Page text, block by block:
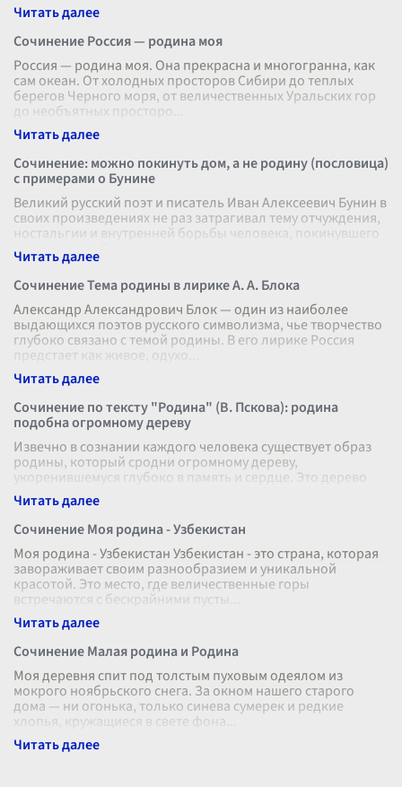
Сочинение Россия — родина моя
Россия — родина моя. Она прекрасна и многогранна, как
сам океан. От холодных просторов Сибири до теплых
берегов Черного моря, от величественных Уральских гор
до необъятных просторо
Сочинение: можно покинуть дом, а не родину (пословица)
с примерами о Бунине
Великий русский поэт и писатель Иван Алексеевич Бунин в
своих произведениях не раз затрагивал тему отчуждения,
ностальгии и внутренней борьбы человека, покинувшего
свою родину. Пос
Сочинение Тема родины в лирике А. А. Блока
Александр Александрович Блок — один из наиболее
выдающихся поэтов русского символизма, чье творчество
глубоко связано с темой родины. В его лирике Россия
предстает как живое, одухо
Сочинение по тексту "Родина" (В. Пскова): родина
подобна огромному дереву
Извечно в сознании каждого человека существует образ
родины, который сродни огромному дереву,
укоренившемуся глубоко в память и сердце. Это дерево
растёт вместе с нами, начиная с с
Сочинение Моя родина - Узбекистан
Моя родина - Узбекистан Узбекистан - это страна, которая
завораживает своим разнообразием и уникальной
красотой. Это место, где величественные горы
встречаются с бескрайними пусты
Сочинение Малая родина и Родина
Моя деревня спит под толстым пуховым одеялом из
мокрого ноябрьского снега. За окном нашего старого
дома — ни огонька, только синева сумерек и редкие
хлопья, кружащиеся в свете фона